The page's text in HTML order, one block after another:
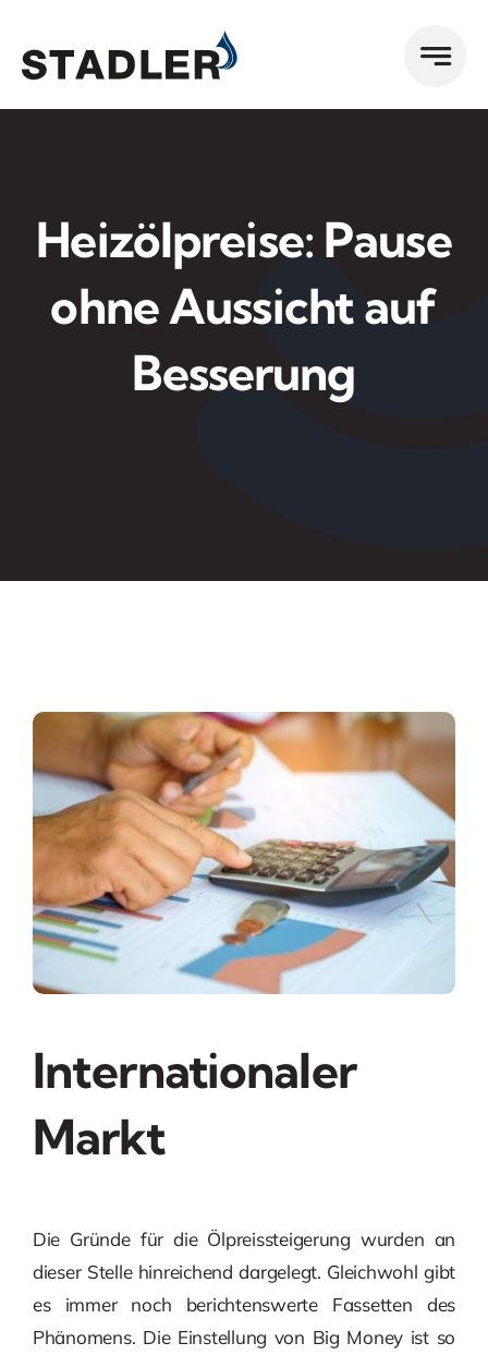
Inhalt
springen
Heizölpreise: Pause
ohne Aussicht auf
Besserung
Internationaler
Markt
Die Gründe für die Ölpreissteigerung wurden an
dieser Stelle hinreichend dargelegt. Gleichwohl gibt
es immer noch berichtenswerte Fassetten des
Phänomens. Die Einstellung von Big Money ist so